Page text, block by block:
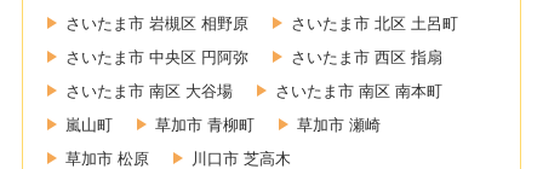
さいたま市 岩槻区 相野原
さいたま市 北区 土呂町
さいたま市 中央区 円阿弥
さいたま市 西区 指扇
さいたま市 南区 大谷場
さいたま市 南区 南本町
嵐山町
草加市 青柳町
草加市 瀬崎
草加市 松原
川口市 芝高木